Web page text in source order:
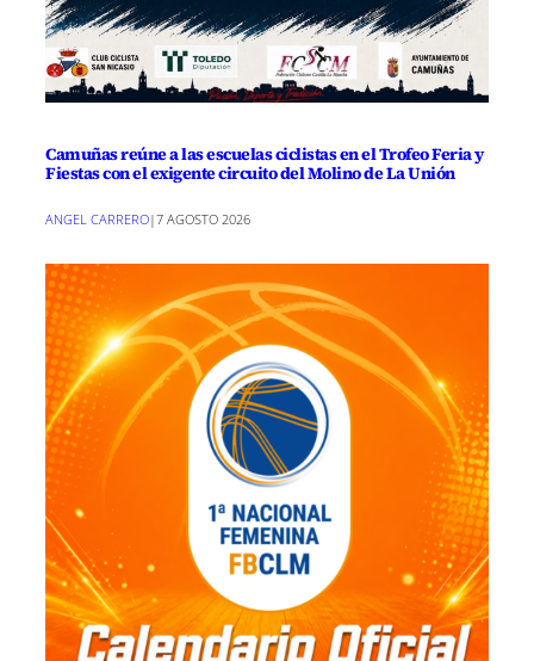
Camuñas reúne a las escuelas ciclistas en el Trofeo Feria y
Fiestas con el exigente circuito del Molino de La Unión
ANGEL CARRERO|7 AGOSTO 2026